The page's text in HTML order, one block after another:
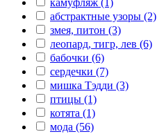
абстрактные узоры (2)
змея, питон (3)
леопард, тигр, лев (6)
бабочки (6)
сердечки (7)
мишка Тэдди (3)
птицы (1)
котята (1)
мода (56)